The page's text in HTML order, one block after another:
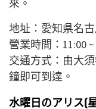
來。
地址：愛知県名
營業時間：11:00 ~
交通方式：由大
鐘即可到達。
水曜日のアリス(